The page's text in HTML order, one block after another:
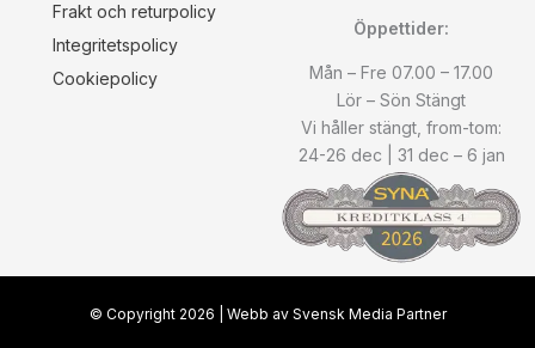
Frakt och returpolicy
Integritetspolicy
Cookiepolicy
Öppettider:
Mån – Fre 07.00 – 17.00
Lör – Sön Stängt
Vi håller stängt, from-tom:
24-26 dec | 31 dec – 6 jan
© Copyright 2026 | Webb av Svensk Media Partner